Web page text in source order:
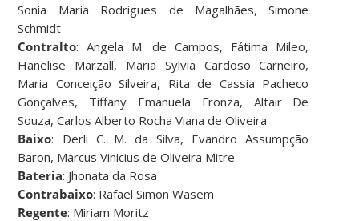
Sonia Maria Rodrigues de Magalhães, Simone
Schmidt
Contralto: Angela M. de Campos, Fátima Mileo,
Hanelise Marzall, Maria Sylvia Cardoso Carneiro,
Maria Conceição Silveira, Rita de Cassia Pacheco
Gonçalves, Tiffany Emanuela Fronza, Altair De
Souza, Carlos Alberto Rocha Viana de Oliveira
Baixo: Derli C. M. da Silva, Evandro Assumpção
Baron, Marcus Vinicius de Oliveira Mitre
Bateria: Jhonata da Rosa
Contrabaixo: Rafael Simon Wasem
Regente: Miriam Moritz